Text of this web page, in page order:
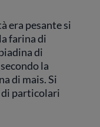
era pesante si
farina di
di
la
di mais. Si
di particolari